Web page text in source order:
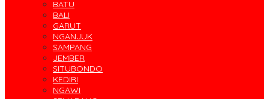
BATU
BALI
GARUT
NGANJUK
SAMPANG
JEMBER
SITUBONDO
KEDIRI
NGAWI